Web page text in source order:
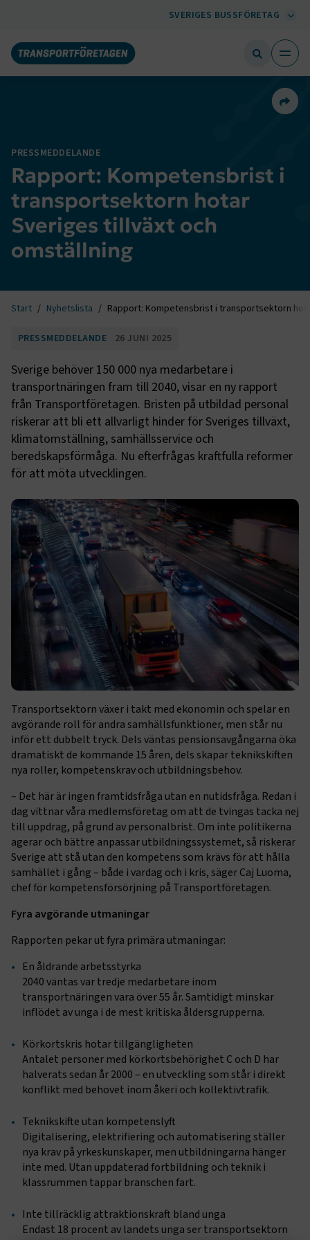
SVERIGES BUSSFÖRETAG
PRESSMEDDELANDE
Rapport: Kompetensbrist i
transportsektorn hotar
Sveriges tillväxt och
omställning
Start Nyhetslista Rapport: Kompetensbrist i transportsektorn
Dela
PRESSMEDDELANDE 26 JUNI 2025
Sverige behöver 150 000 nya medarbetare i
transportnäringen fram till 2040, visar en ny rapport
från Transportföretagen. Bristen på utbildad personal
riskerar att bli ett allvarligt hinder för Sveriges tillväxt,
klimatomställning, samhällsservice och
beredskapsförmåga. Nu efterfrågas kraftfulla reformer
för att möta utvecklingen.
Transportsektorn växer i takt med ekonomin och spelar en
avgörande roll för andra samhällsfunktioner, men står nu
inför ett dubbelt tryck. Dels väntas pensionsavgångarna öka
dramatiskt de kommande 15 åren, dels skapar teknikskiften
nya roller, kompetenskrav och utbildningsbehov.
– Det här är ingen framtidsfråga utan en nutidsfråga. Redan i
dag vittnar våra medlemsföretag om att de tvingas tacka nej
till uppdrag, på grund av personalbrist. Om inte politikerna
agerar och bättre anpassar utbildningssystemet, så riskerar
Sverige att stå utan den kompetens som krävs för att hålla
samhället i gång – både i vardag och i kris, säger Caj Luoma,
chef för kompetensförsörjning på Transportföretagen.
Fyra avgörande utmaningar
Rapporten pekar ut fyra primära utmaningar:
En åldrande arbetsstyrka
2040 väntas var tredje medarbetare inom
transportnäringen vara över 55 år. Samtidigt minskar
inflödet av unga i de mest kritiska åldersgrupperna.
Körkortskris hotar tillgängligheten
Antalet personer med körkortsbehörighet C och D har
halverats sedan år 2000 – en utveckling som står i direkt
konflikt med behovet inom åkeri och kollektivtrafik.
Teknikskifte utan kompetenslyft
Digitalisering, elektrifiering och automatisering ställer
nya krav på yrkeskunskaper, men utbildningarna hänger
inte med. Utan uppdaterad fortbildning och teknik i
klassrummen tappar branschen fart.
Inte tillräcklig attraktionskraft bland unga
Endast 18 procent av landets unga ser transportsektorn